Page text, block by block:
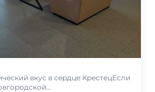
вкус в сердце КрестецЕсли